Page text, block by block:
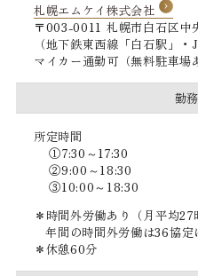
札幌エムケイ株式会社
〒003-0011 札幌市白石区中
（地下鉄東西線「白石駅」
マイカー通勤可（無料駐車場
勤
所定時間
7:30～17:30
9:00～18:30
10:00～18:30
時間外労働あり（月平均27
年間の時間外労働は36協定
休憩60分